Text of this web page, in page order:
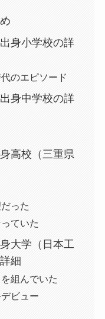
身小学校の詳
のエピソード
身中学校の詳
高校（三重県
った
ていた
大学（日本工
細
組んでいた
ビュー